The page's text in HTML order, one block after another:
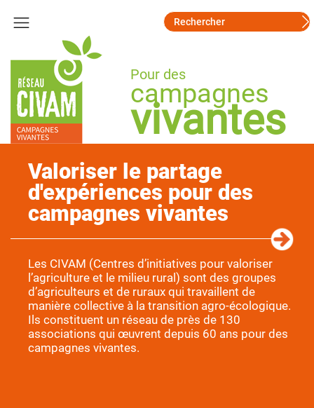
Pour des
campagnes
vivantes
Valoriser le partage
d'expériences pour des
campagnes vivantes
Les CIVAM (Centres d’initiatives pour valoriser
l’agriculture et le milieu rural) sont des groupes
d’agriculteurs et de ruraux qui travaillent de
manière collective à la transition agro-écologique.
Ils constituent un réseau de près de 130
associations qui œuvrent depuis 60 ans pour des
campagnes vivantes.